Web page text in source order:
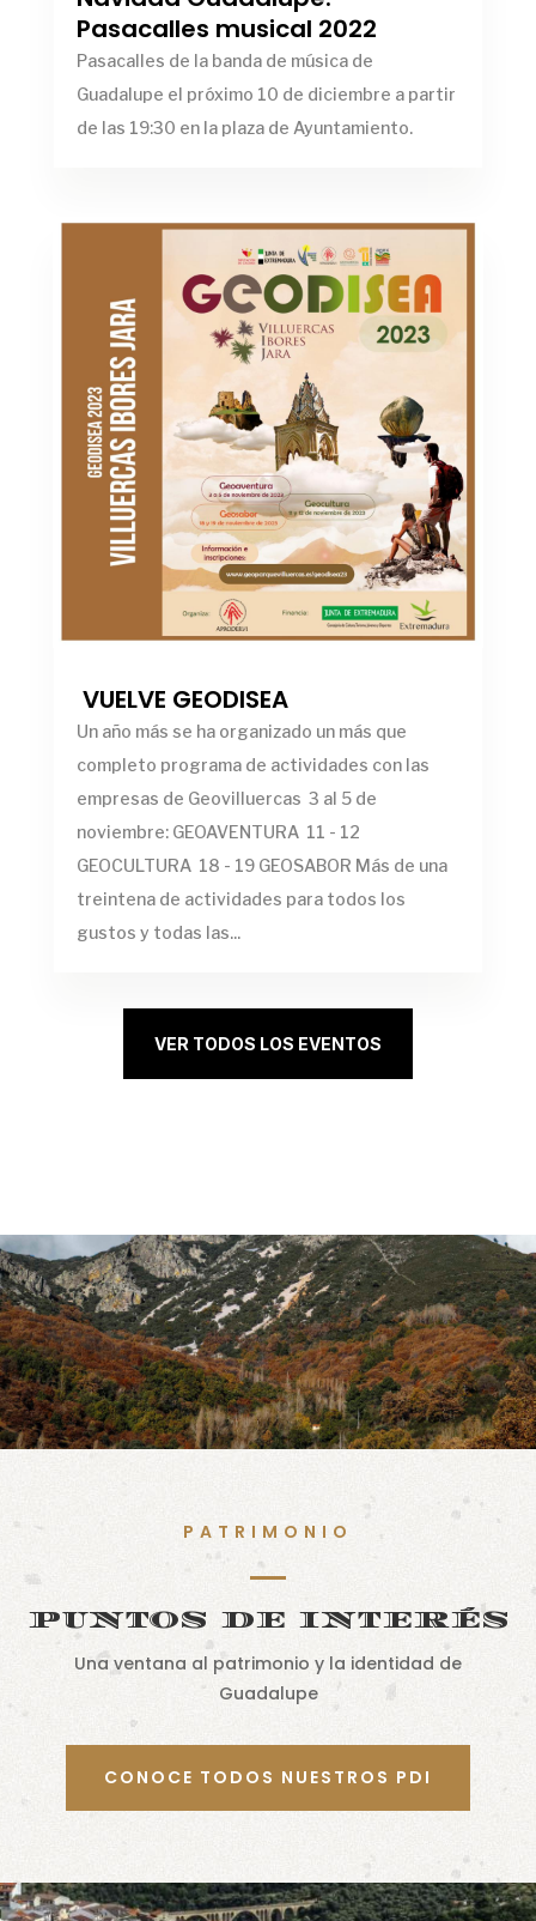
Pasacalles musical 2022
Pasacalles de la banda de música de
Guadalupe el próximo 10 de diciembre a partir
de las 19:30 en la plaza de Ayuntamiento.
VUELVE GEODISEA
Un año más se ha organizado un más que
completo programa de actividades con las
empresas de Geovilluercas 3 al 5 de
noviembre: GEOAVENTURA 11 - 12
GEOCULTURA 18 - 19 GEOSABOR Más de una
treintena de actividades para todos los
gustos y todas las...
VER TODOS LOS EVENTOS
PATRIMONIO
puntos de interés
Una ventana al patrimonio y la identidad de
Guadalupe
CONOCE TODOS NUESTROS PDI